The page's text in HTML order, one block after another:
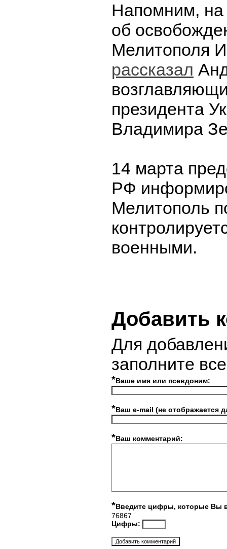
Напомним,
об
Мелитополя
рассказал
президента
Владимира
14 марта
РФ
Мелитополь
военными.
Добавить
Для
заполните
*Ваше имя или псевдоним:
*Ваш e-mail (не отображается
*Ваш комментарий:
*Введите цифры, которые Вы
76867
Цифры: